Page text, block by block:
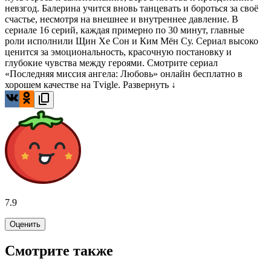
невзгод. Балерина учится вновь танцевать и бороться за своё
счастье, несмотря на внешнее и внутреннее давление. В
сериале 16 серий, каждая примерно по 30 минут, главные
роли исполнили Щин Хе Сон и Ким Мён Су. Сериал высоко
ценится за эмоциональность, красочную постановку и
глубокие чувства между героями. Смотрите сериал
«Последняя миссия ангела: Любовь» онлайн бесплатно в
хорошем качестве на Tvigle. Развернуть ↓
7.9
Оценить
Смотрите также